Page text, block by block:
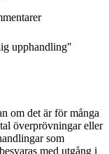
upphandling"
om det är för många
överprövningar eller
som
med utgång i